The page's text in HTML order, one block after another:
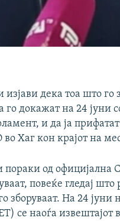
дека тоа што го
докажат на 24 јуни
и да ја
Хаг кон крајот на
пораки од официјална
повеќе гледај што
зборуваат. На 24 јуни
се наоѓа извештајот